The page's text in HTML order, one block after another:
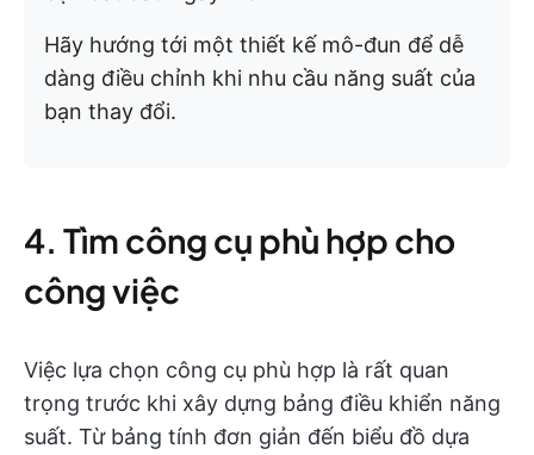
Hãy hướng tới một thiết kế mô-đun để dễ
dàng điều chỉnh khi nhu cầu năng suất của
bạn thay đổi.
4. Tìm công cụ phù hợp cho
công việc
Việc lựa chọn công cụ phù hợp là rất quan
trọng trước khi xây dựng bảng điều khiển năng
suất. Từ bảng tính đơn giản đến biểu đồ dựa